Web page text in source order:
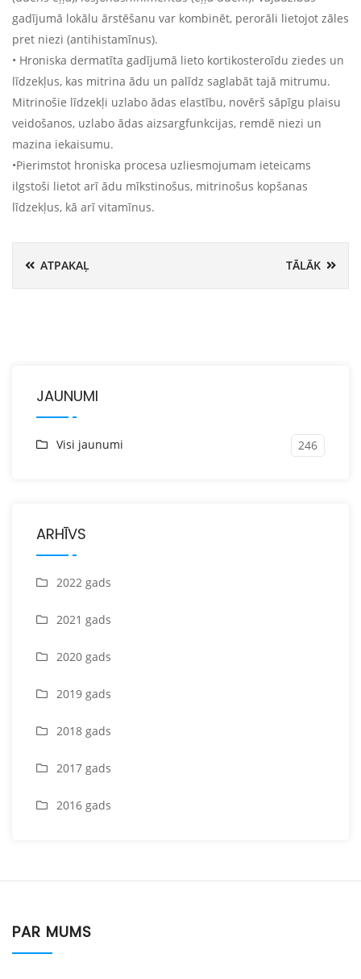
gadījumā lokālu ārstēšanu var kombinēt, perorāli lietojot zāles
pret niezi (antihistamīnus).
• Hroniska dermatīta gadījumā lieto kortikosteroīdu ziedes un
līdzekļus, kas mitrina ādu un palīdz saglabāt tajā mitrumu.
Mitrinošie līdzekļi uzlabo ādas elastību, novērš sāpīgu plaisu
veidošanos, uzlabo ādas aizsargfunkcijas, remdē niezi un
mazina iekaisumu.
•Pierimstot hroniska procesa uzliesmojumam ieteicams
ilgstoši lietot arī ādu mīkstinošus, mitrinošus kopšanas
līdzekļus, kā arī vitamīnus.
ATPAKAĻ TĀLĀK
JAUNUMI
Visi jaunumi 246
ARHĪVS
2022 gads
2021 gads
2020 gads
2019 gads
2018 gads
2017 gads
2016 gads
PAR MUMS